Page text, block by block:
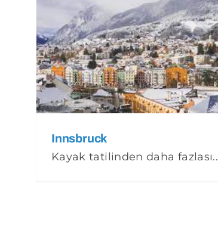
Innsbruck
Kayak tatilinden daha fazlası..